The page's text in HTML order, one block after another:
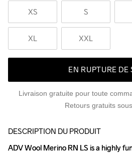
XS S
XL XXL
EN RUPTURE DE
Livraison gratuite pour toute
Retours gratuits
DESCRIPTION DU PRODUIT
ADV Wool Merino RN LS is a highly
ADV Wool Merino RN LS is a highly